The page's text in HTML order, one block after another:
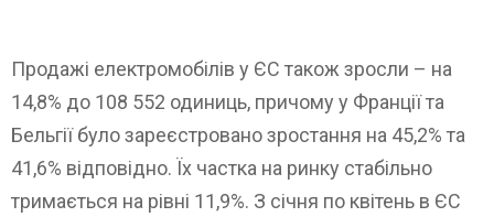
Продажі електромобілів у ЄС також зросли – на
14,8% до 108 552 одиниць, причому у Франції та
Бельгії було зареєстровано зростання на 45,2% та
41,6% відповідно. Їх частка на ринку стабільно
тримається на рівні 11,9%. З січня по квітень в ЄС